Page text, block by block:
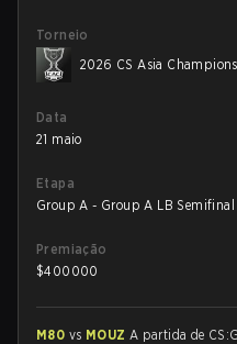
Torneio
2026 CS Asia
Data
21 maio
Etapa
Group A - Group A LB Semifinal
Premiação
$400000
M80 vs MOUZ A partida de